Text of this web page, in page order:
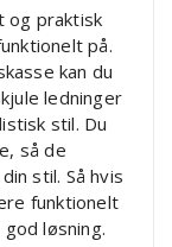
og praktisk
på.
kan du
ledninger
stil. Du
så de
stil. Så hvis
funktionelt
løsning.